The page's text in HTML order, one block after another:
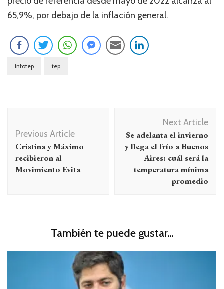
65,9%, por debajo de la inflación general.
infotep tep
de
entradas
Previous Article
Cristina y Máximo
recibieron al
Movimiento Evita
Next Article
Se adelanta el invierno
y llega el frío a Buenos
Aires: cuál será la
temperatura mínima
promedio
También te puede gustar...